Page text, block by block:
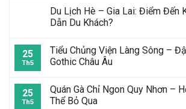
Du Lịch Hè – Gia Lai: Điểm Đến
Dẫn Du Khách?
25
Th5
Tiểu Chủng Viện Làng Sông –
Gothic Châu Âu
25
Th5
Quán Gà Chỉ Ngon Quy Nhơn –
Thể Bỏ Qua